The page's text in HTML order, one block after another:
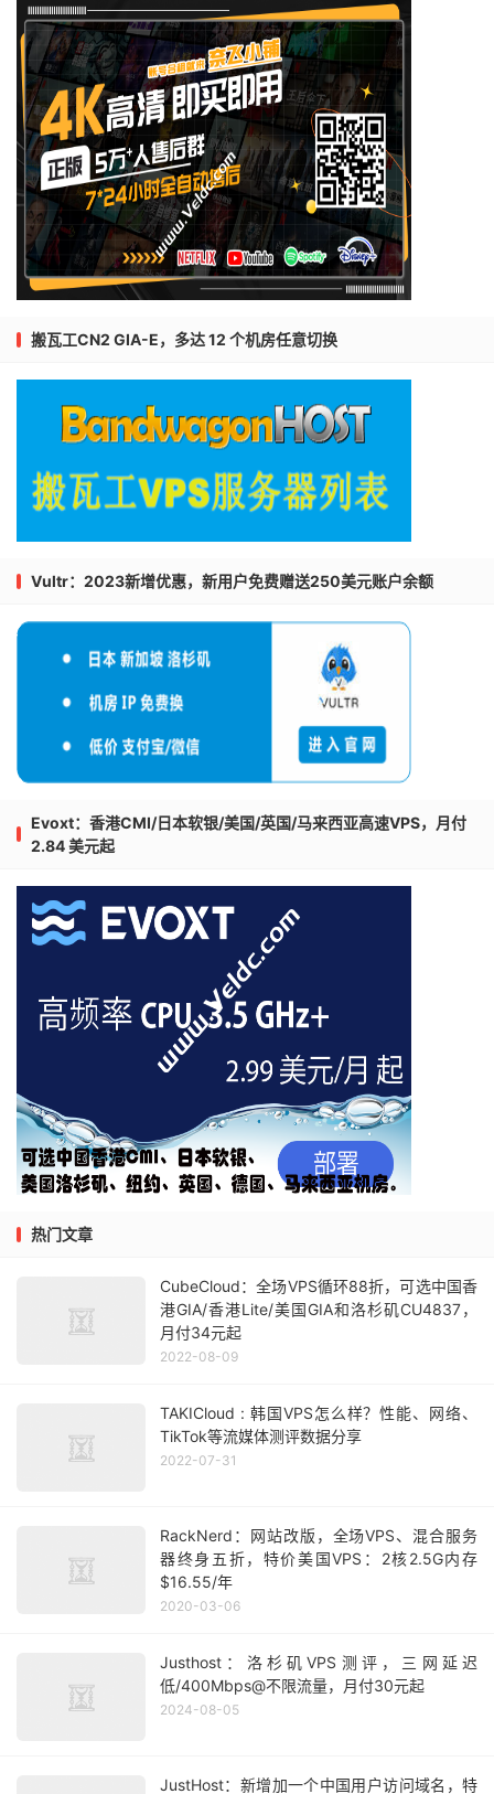
搬瓦工CN2 GIA-E，多达 12 个机房任意切换
Vultr：2023新增优惠，新用户免费赠送250美元账户余额
Evoxt：香港CMI/日本软银/美国/英国/马来西亚高速VPS，月付
2.84 美元起
热门文章
CubeCloud：全场VPS循环88折，可选中国香
港GIA/香港Lite/美国GIA和洛杉矶CU4837，
月付34元起
2022-08-09
TAKICloud : 韩国VPS怎么样？性能、网络、
TikTok等流媒体测评数据分享
2022-07-31
RackNerd：网站改版，全场VPS、混合服务
器终身五折，特价美国VPS：2核2.5G内存
$16.55/年
2020-03-06
Justhost：洛杉矶VPS测评，三网延迟
低/400Mbps@不限流量，月付30元起
2024-08-05
JustHost：新增加一个中国用户访问域名，特